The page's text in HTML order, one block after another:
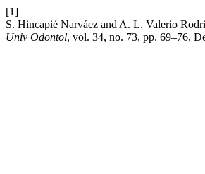
[1]
S. Hincapié Narváez and A. L. Valerio
Univ Odontol, vol. 34, no. 73, pp. 69–76,